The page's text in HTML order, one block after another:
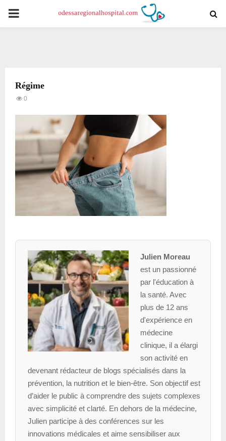
PRIMARY
Régime
0
Julien Moreau
est un passionné
par l'éducation à
la santé. Avec
plus de 12 ans
d'expérience en
médecine
clinique, il a élargi
son activité en
devenant rédacteur de blogs spécialisés dans la
prévention, la nutrition et le bien-être. Son objectif est
d’aider le public à comprendre des sujets complexes
avec simplicité et clarté. En dehors de la médecine,
Julien participe à des conférences sur les
innovations médicales et aime sensibiliser aux